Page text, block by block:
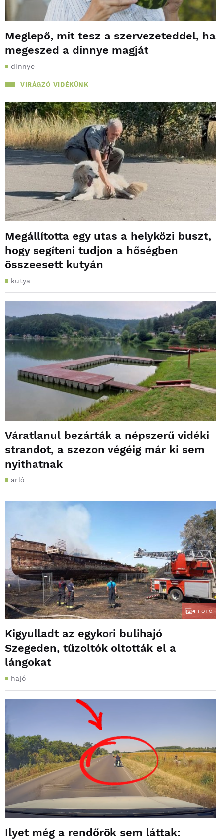
Meglepő, mit tesz a szervezeteddel, ha
megeszed a dinnye magját
dinnye
VIRÁGZÓ VIDÉKÜNK
Megállította egy utas a helyközi buszt,
hogy segíteni tudjon a hőségben
összeesett kutyán
kutya
Váratlanul bezárták a népszerű vidéki
strandot, a szezon végéig már ki sem
nyithatnak
arló
4 FOTÓ
Kigyulladt az egykori bulihajó
Szegeden, tűzoltók oltották el a
lángokat
hajó
Ilyet még a rendőrök sem láttak: